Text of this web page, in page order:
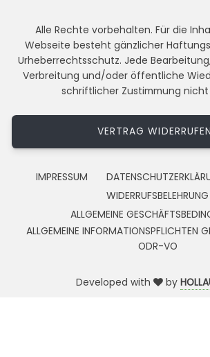
Alle Rechte vorbehalten. Für die
Webseite besteht gänzlicher
Urheberrechtsschutz. Jede
Verbreitung und/oder öffentliche
schriftlicher Zustimmung
VERTRAG WIDERRUFEN
IMPRESSUM
WIDERRUFSBELEHRUNG
ALLGEMEINE
ALLGEMEINE INFORMATIONSPFLICHTEN
ODR-VO
Developed with by